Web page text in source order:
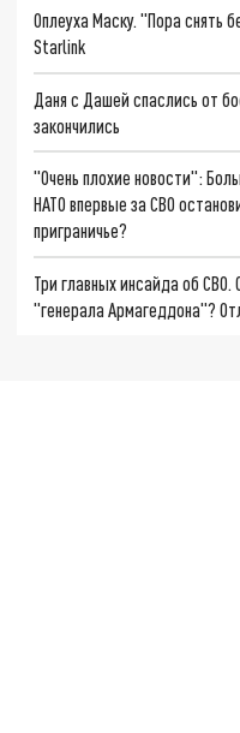
Оплеуха Маску. "Пора снять
Starlink
Даня с Дашей спаслись от
закончились
"Очень плохие новости":
НАТО впервые за СВО
приграничье?
Три главных инсайда об
"генерала Армагеддона"?